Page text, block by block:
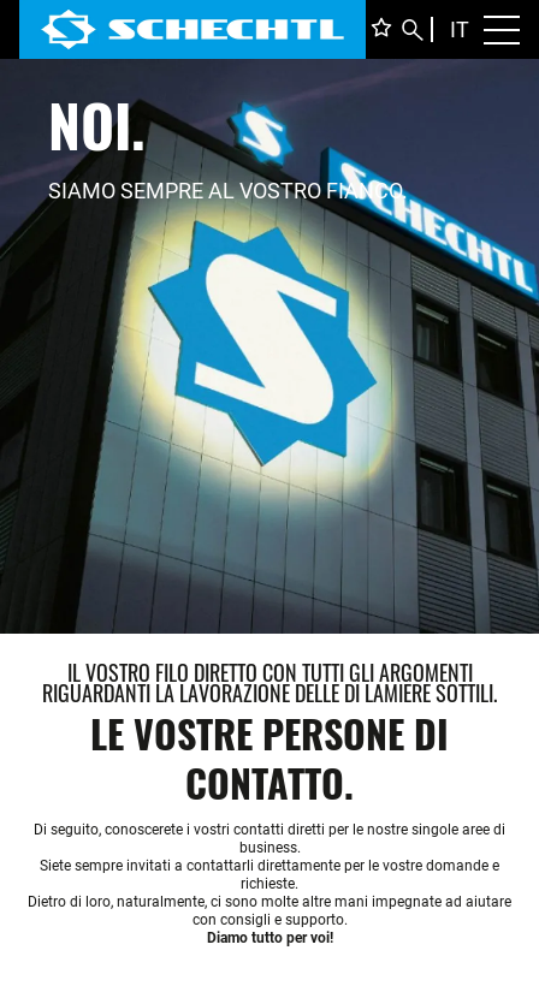
IT
NOI.
SIAMO SEMPRE AL VOSTRO FIANCO.
IL VOSTRO FILO DIRETTO CON TUTTI GLI ARGOMENTI
RIGUARDANTI LA LAVORAZIONE DELLE DI LAMIERE SOTTILI.
LE VOSTRE PERSONE DI
CONTATTO.
Di seguito, conoscerete i vostri contatti diretti per le nostre singole aree di
business.
Siete sempre invitati a contattarli direttamente per le vostre domande e
richieste.
Dietro di loro, naturalmente, ci sono molte altre mani impegnate ad aiutare
con consigli e supporto.
Diamo tutto per voi!